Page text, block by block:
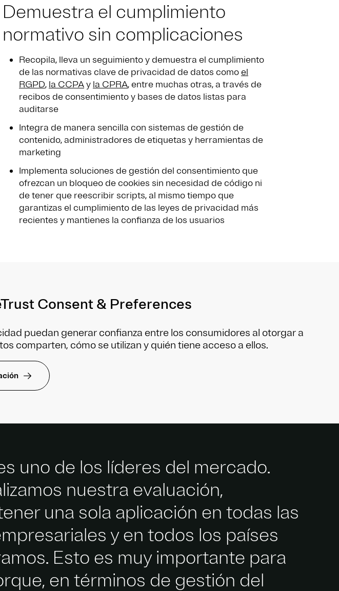
Demuestra el cumplimiento
normativo sin complicaciones
Recopila, lleva un seguimiento y demuestra el cumplimiento
de las normativas clave de privacidad de datos comoel
RGPD, la CCPAy la CPRA, entre muchas otras, a través de
recibos de consentimiento y bases de datos listas para
auditarse
Integra de manera sencilla con sistemas de gestión de
contenido, administradores de etiquetas y herramientas de
marketing
Implementa soluciones de gestión del consentimiento que
ofrezcan un bloqueo de cookies sin necesidad de código ni
de tener que reescribir scripts, al mismo tiempo que
garantizas el cumplimiento de las leyes de privacidad más
recientes y mantienes la confianza de los usuarios
Consent & Preferences
puedan generar confianza entre los consumidores al otorgar a
comparten, cómo se utilizan y quién tiene acceso a ellos.
uno de los líderes del mercado.
nuestra evaluación,
una sola aplicación en todas las
y en todos los países
Esto es muy importante para
en términos de gestión del